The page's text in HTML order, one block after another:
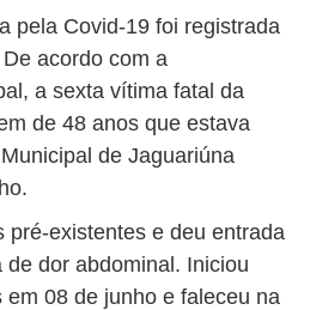
pela Covid-19 foi registrada
acordo com a
a sexta vítima fatal da
de 48 anos que estava
de Jaguariúna
pré-existentes e deu entrada
dor abdominal. Iniciou
08 de junho e faleceu na